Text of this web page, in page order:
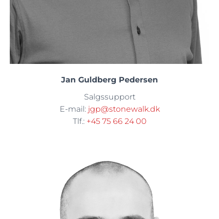
Jan Guldberg Pedersen
Salgssupport
E-mail: jgp@stonewalk.dk
Tlf.: +45 75 66 24 00